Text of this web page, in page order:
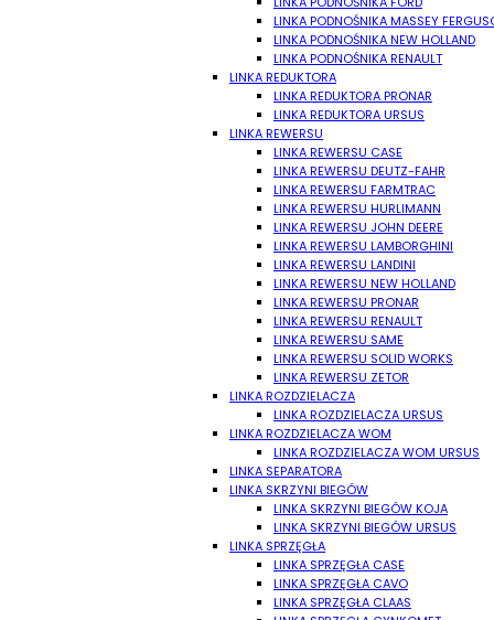
LINKA PODNOŚNIKA MASSEY
LINKA PODNOŚNIKA NEW HOLLAND
LINKA PODNOŚNIKA RENAULT
LINKA REDUKTORA
LINKA REDUKTORA PRONAR
LINKA REDUKTORA URSUS
LINKA REWERSU
LINKA REWERSU CASE
LINKA REWERSU DEUTZ-FAHR
LINKA REWERSU FARMTRAC
LINKA REWERSU HURLIMANN
LINKA REWERSU JOHN DEERE
LINKA REWERSU LAMBORGHINI
LINKA REWERSU LANDINI
LINKA REWERSU NEW HOLLAND
LINKA REWERSU PRONAR
LINKA REWERSU RENAULT
LINKA REWERSU SAME
LINKA REWERSU SOLID WORKS
LINKA REWERSU ZETOR
LINKA ROZDZIELACZA
LINKA ROZDZIELACZA URSUS
LINKA ROZDZIELACZA WOM
LINKA ROZDZIELACZA WOM URSUS
LINKA SEPARATORA
LINKA SKRZYNI BIEGÓW
LINKA SKRZYNI BIEGÓW KOJA
LINKA SKRZYNI BIEGÓW URSUS
LINKA SPRZĘGŁA
LINKA SPRZĘGŁA CASE
LINKA SPRZĘGŁA CAVO
LINKA SPRZĘGŁA CLAAS